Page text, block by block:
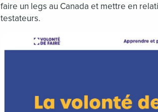
faire un legs au Canada et mettre en
testateurs.